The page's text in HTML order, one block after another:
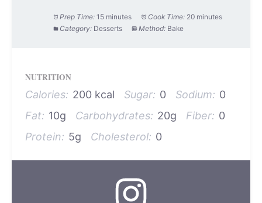
Prep Time: 15 minutes Cook Time: 20 minutes
Category: Desserts Method: Bake
NUTRITION
Calories: 200 kcal Sugar: 0 Sodium: 0
Fat: 10g Carbohydrates: 20g Fiber: 0
Protein: 5g Cholesterol: 0